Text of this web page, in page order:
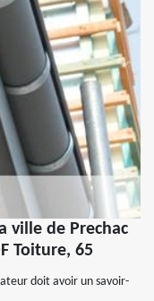
ville de Prechac
Toiture, 65
doit avoir un savoir-